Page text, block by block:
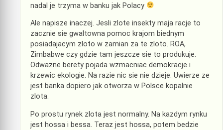
nadal je trzyma w banku jak Polacy
Ale napisze inaczej. Jesli zlote insekty maja racje to
zacznie sie gwaltowna pomoc krajom biednym
posiadajacym zloto w zamian za te zloto. ROA,
Zimbabwe czy gdzie tam jeszcze sie to produkuje.
Odwazne berety pojada wzmacniac demokracje i
krzewic ekologie. Na razie nic sie nie dzieje. Uwierze ze
jest banka dopiero jak otworza w Polsce kopalnie
zlota.
Po prostu rynek zlota jest normalny. Na kazdym rynku
jest hossa i bessa. Teraz jest hossa, potem bedzie